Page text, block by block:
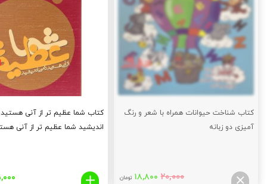
کتاب شناخت حیوانات همراه با شعر و رنگ
آمیزی دو زبانه
۲۰,۰۰۰ قیمت
۱۸,۸۰۰ تومانقیمت
کتاب شما عظیم تر از آنی
اندیشید شما عظیم تر از آنی